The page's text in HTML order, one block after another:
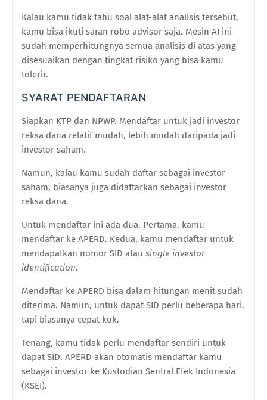
Kalau kamu tidak tahu soal alat-alat analisis tersebut,
kamu bisa ikuti saran robo advisor saja. Mesin AI ini
sudah memperhitungnya semua analisis di atas yang
disesuaikan dengan tingkat risiko yang bisa kamu
tolerir.
SYARAT PENDAFTARAN
Siapkan KTP dan NPWP. Mendaftar untuk jadi investor
reksa dana relatif mudah, lebih mudah daripada jadi
investor saham.
Namun, kalau kamu sudah daftar sebagai investor
saham, biasanya juga didaftarkan sebagai investor
reksa dana.
Untuk mendaftar ini ada dua. Pertama, kamu
mendaftar ke APERD. Kedua, kamu mendaftar untuk
mendapatkan nomor SID atau single investor
identification.
Mendaftar ke APERD bisa dalam hitungan menit sudah
diterima. Namun, untuk dapat SID perlu beberapa hari,
tapi biasanya cepat kok.
Tenang, kamu tidak perlu mendaftar sendiri untuk
dapat SID. APERD akan otomatis mendaftar kamu
sebagai investor ke Kustodian Sentral Efek Indonesia
(KSEI).